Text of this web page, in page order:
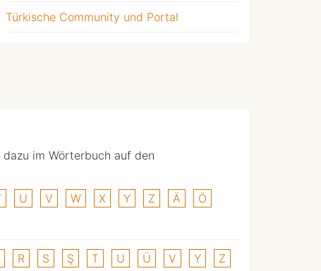
Türkische Community und Portal
im Wörterbuch auf den
U V W X Y Z Ä
Ö
R S Ş T U Ü V Y Z